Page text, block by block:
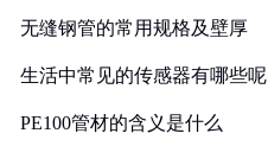
无缝钢管的常用规格及壁厚
生活中常见的传感器有哪些呢
PE100管材的含义是什么